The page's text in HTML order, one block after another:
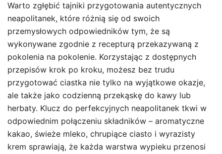
Warto zgłębić tajniki przygotowania autentycznych
neapolitanek, które różnią się od swoich
przemysłowych odpowiedników tym, że są
wykonywane zgodnie z recepturą przekazywaną z
pokolenia na pokolenie. Korzystając z dostępnych
przepisów krok po kroku, możesz bez trudu
przygotować ciastka nie tylko na wyjątkowe okazje,
ale także jako codzienną przekąskę do kawy lub
herbaty. Klucz do perfekcyjnych neapolitanek tkwi w
odpowiednim połączeniu składników – aromatyczne
kakao, świeże mleko, chrupiące ciasto i wyrazisty
krem sprawiają, że każda warstwa wypieku przenosi